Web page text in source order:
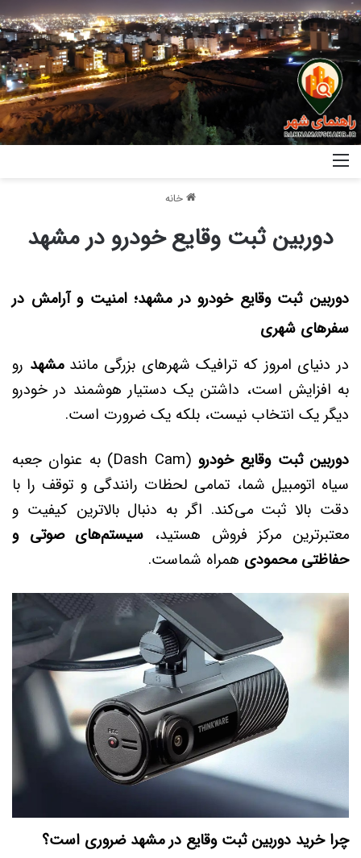
خانه
دوربین ثبت وقایع خودرو در مشهد
دوربین ثبت وقایع خودرو در مشهد؛ امنیت و آرامش در
سفرهای شهری
در دنیای امروز که ترافیک شهرهای بزرگی مانندمشهد رو
به افزایش است، داشتن یک دستیار هوشمند در خودرو
دیگر یک انتخاب نیست، بلکه یک ضرورت است.
دوربین ثبت وقایع خودرو
(Dash Cam) به عنوان جعبه
سیاه اتومبیل شما، تمامی لحظات رانندگی و توقف را با
دقت بالا ثبت می‌کند. اگر به دنبال بالاترین کیفیت و
معتبرترین مرکز فروش هستید، سیستم‌های صوتی و
حفاظتی محمودی همراه شماست.
چرا خرید دوربین ثبت وقایع در مشهد ضروری است؟